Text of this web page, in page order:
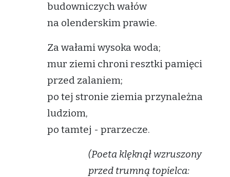
budowniczych wałów
na olenderskim prawie.
Za wałami wysoka woda;
mur ziemi chroni resztki pamięci
przed zalaniem;
po tej stronie ziemia przynależna
ludziom,
po tamtej - prarzecze.
(Poeta klęknął wzruszony
przed trumną topielca: